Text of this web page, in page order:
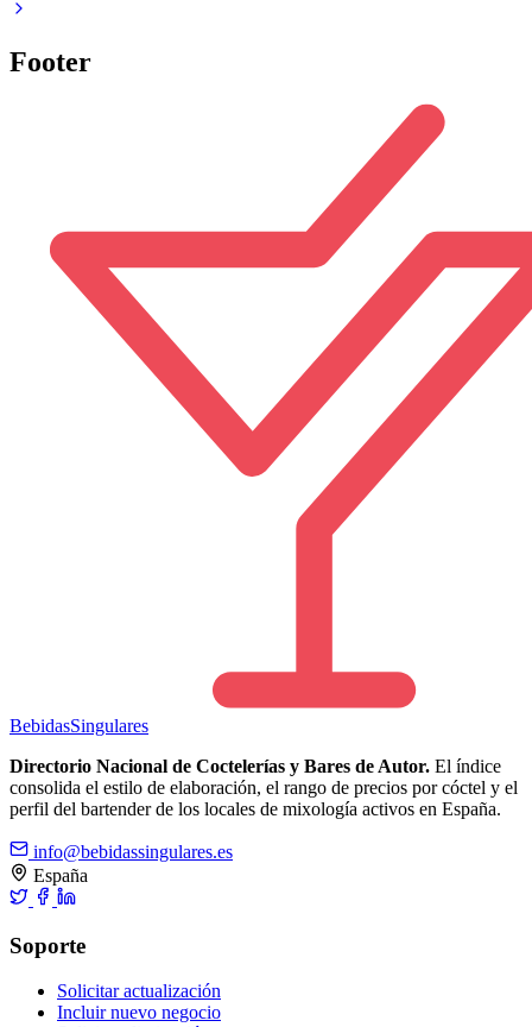
Footer
BebidasSingulares
Directorio Nacional de Coctelerías y Bares de Autor. El índice
consolida el estilo de elaboración, el rango de precios por cóctel y el
perfil del bartender de los locales de mixología activos en España.
info@bebidassingulares.es
España
Soporte
Solicitar actualización
Incluir nuevo negocio